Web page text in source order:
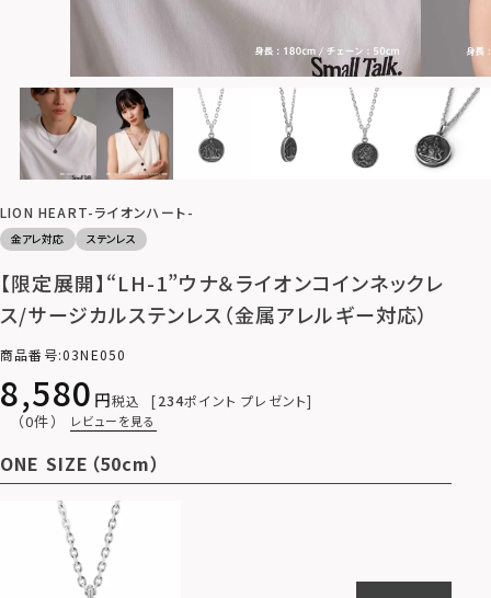
LION HEART-ライオンハート-
金アレ対応 ステンレス
【限定展開】“LH-1”ウナ＆ライオンコインネックレ
ス/サージカルステンレス（金属アレルギー対応）
商品番号 03NE050
8,580 税込 234ポイント プレゼント
（0件） レビューを見る
ONE SIZE（50cm）